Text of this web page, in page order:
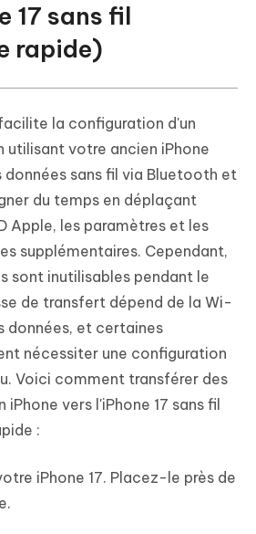
17 sans fil
rapide)
la configuration d'un
utilisant votre ancien iPhone
données sans fil via Bluetooth et
du temps en déplaçant
Apple, les paramètres et les
supplémentaires. Cependant,
sont inutilisables pendant le
de transfert dépend de la Wi-
données, et certaines
nécessiter une configuration
Voici comment transférer des
vers l'iPhone 17 sans fil
:
iPhone 17. Placez-le près de